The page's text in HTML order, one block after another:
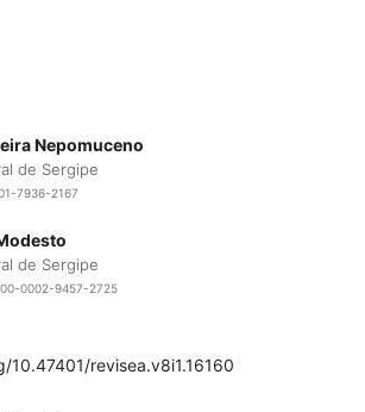
Nepomuceno
de Sergipe
7936-2167
de Sergipe
0002-9457-2725
10.47401/revisea.v8i1.16160